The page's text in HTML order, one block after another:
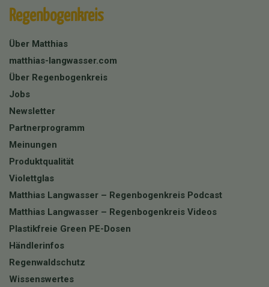
Regenbogenkreis
Über Matthias
matthias-langwasser.com
Über Regenbogenkreis
Jobs
Newsletter
Partnerprogramm
Meinungen
Produktqualität
Violettglas
Matthias Langwasser – Regenbogenkreis Podcast
Matthias Langwasser – Regenbogenkreis Videos
Plastikfreie Green PE-Dosen
Händlerinfos
Regenwaldschutz
Wissenswertes